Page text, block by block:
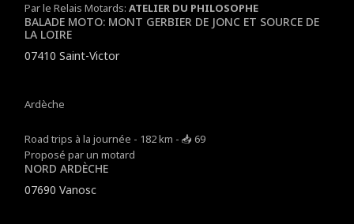
Par le Relais Motards: ATELIER DU PHILOSOPHE
BALADE MOTO: MONT GERBIER DE JONC ET SOURCE DE
LA LOIRE
07410 Saint-Victor
Ardèche
Road trips à la journée - 182 km - 📥 69
Proposé par un motard
NORD ARDÈCHE
07690 Vanosc